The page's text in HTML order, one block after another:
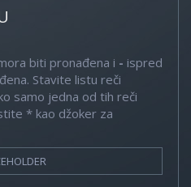
biti pronađena i - ispred
Stavite listu reči
samo jedna od tih reči
* kao džoker za